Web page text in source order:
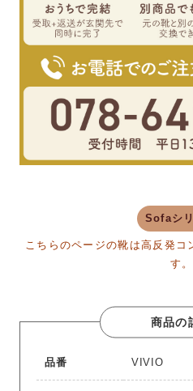
Sofaシ
こちらのページの靴は高反発コ
す。
商品の
品番 VIVIO